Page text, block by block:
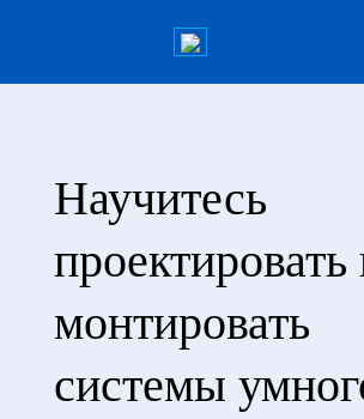
Научитесь
проектировать
монтировать
системы